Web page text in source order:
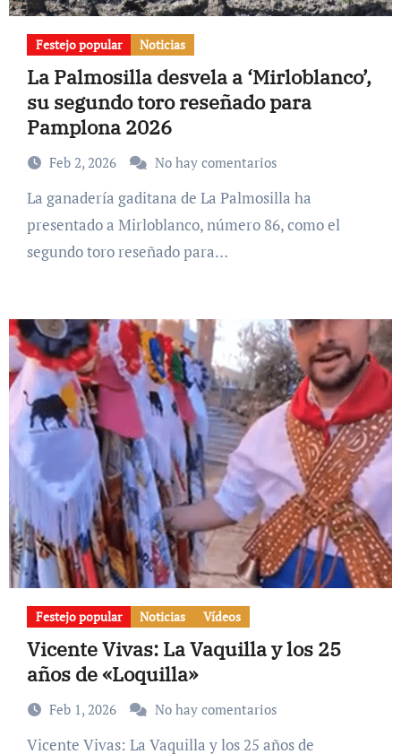
Festejo popular Noticias
La Palmosilla desvela a ‘Mirloblanco’,
su segundo toro reseñado para
Pamplona 2026
Feb 2, 2026 No hay comentarios
La ganadería gaditana de La Palmosilla ha
presentado a Mirloblanco, número 86, como el
segundo toro reseñado para…
Festejo popular Noticias Vídeos
Vicente Vivas: La Vaquilla y los 25
años de «Loquilla»
Feb 1, 2026 No hay comentarios
Vicente Vivas: La Vaquilla y los 25 años de